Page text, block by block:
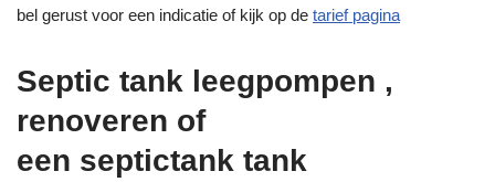
bel gerust voor een indicatie of kijk op de tarief pagina
Septic tank leegpompen ,
renoveren of
een septictank tank